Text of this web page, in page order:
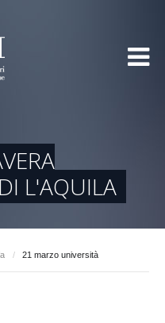
L'AQUILA
/ 21 marzo università